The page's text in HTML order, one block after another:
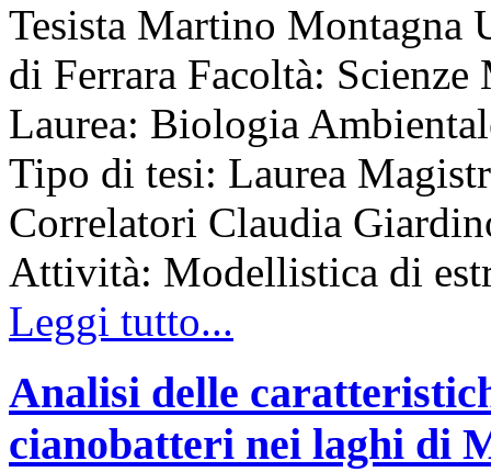
Tesista Martino Montagna
di Ferrara Facoltà:
Laurea: Biologia
Tipo di tesi: Laurea
Correlatori Claudia
Attività: Modellistica di
Leggi tutto...
Analisi delle
cianobatteri nei laghi di